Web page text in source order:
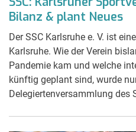
Bilanz & plant Neues
Der SSC Karlsruhe e. V. ist
Karlsruhe. Wie der Verein
Pandemie kam und welche
künftig geplant sind, wurde
Delegiertenversammlung des